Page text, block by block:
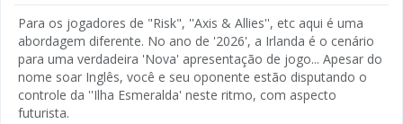
Para os jogadores de "Risk", ''Axis & Allies'', etc aqui é uma
abordagem diferente. No ano de '2026', a Irlanda é o cenário
para uma verdadeira 'Nova' apresentação de jogo... Apesar do
nome soar Inglês, você e seu oponente estão disputando o
controle da ''Ilha Esmeralda' neste ritmo, com aspecto
futurista.